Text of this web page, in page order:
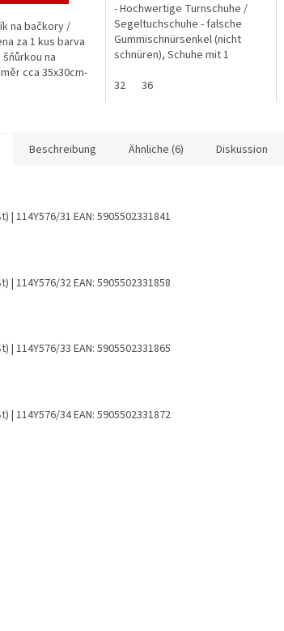
na bačkory /
za 1 kus barva
šňůrkou na
cca 35x30cm-
- Hochwertige Turnschuhe /
Segeltuchschuhe - falsche
Gummischnürsenkel (nicht
schnüren), Schuhe mit 1
sind leicht und bequem - Textil
32 36
Beschreibung Ähnliche (6) Diskussion
| 114Y576/31 EAN: 5905502331841
| 114Y576/32EAN: 5905502331858
| 114Y576/33 EAN: 5905502331865
| 114Y576/34EAN: 5905502331872